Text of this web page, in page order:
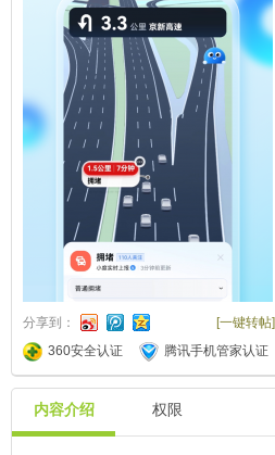
分享到：
[一键转帖]
360安全认证
腾讯手机管家认证
内容介绍 权限